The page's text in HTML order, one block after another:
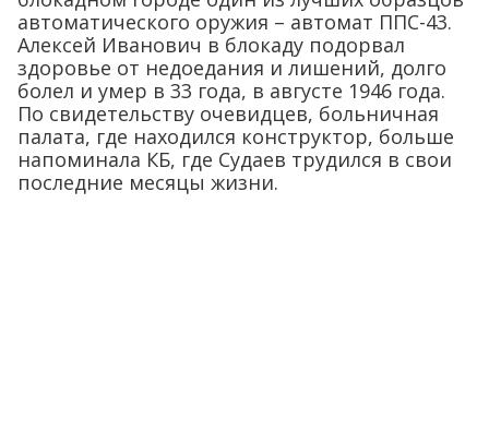
автоматического оружия – автомат ППС-43.
Алексей Иванович в блокаду подорвал
здоровье от недоедания и лишений, долго
болел и умер в 33 года, в августе 1946 года.
По свидетельству очевидцев, больничная
палата, где находился конструктор, больше
напоминала КБ, где Судаев трудился в свои
последние месяцы жизни.